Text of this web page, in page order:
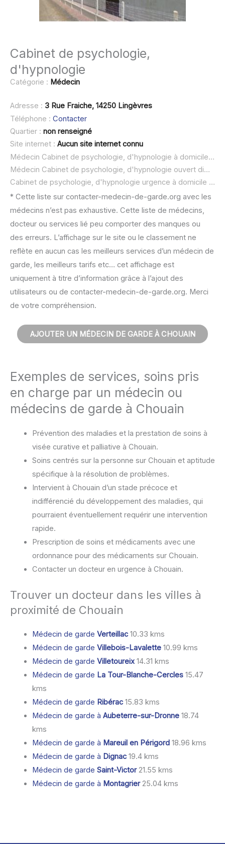
Cabinet de psychologie,
d'hypnologie
Catégorie : Médecin
Adresse : 3 Rue Fraiche, 14250 Lingèvres
Téléphone : Contacter
Quartier : non renseigné
Site internet : Aucun site internet connu
Médecin Cabinet de psychologie, d'hypnologie à domicile :
Médecin Cabinet de psychologie, d'hypnologie ouvert dimanche :
Cabinet de psychologie, d'hypnologie urgence à domicile ou SOS médecin :
* Cette liste sur contacter-medecin-de-garde.org avec les
médecins n’est pas exhaustive. Cette liste de médecins,
docteur ou services lié peu comporter des manques ou
des erreurs. L’affichage sur le site ou le classement ne
reflète en aucun cas les meilleurs services d’un médecin de
garde, les meilleurs tarifs etc… cet affichage est
uniquement à titre d’information grâce à l’ajout des
utilisateurs ou de contacter-medecin-de-garde.org. Merci
de votre compréhension.
AJOUTER UN MÉDECIN DE GARDE À CHOUAIN
Exemples de services, soins pris
en charge par un médecin ou
médecins de garde à Chouain
Prévention des maladies et la prestation de soins à
visée curative et palliative à Chouain.
Soins centrés sur la personne sur Chouain et aptitude
spécifique à la résolution de problèmes.
Intervient à Chouain d’un stade précoce et
indifférencié du développement des maladies, qui
pourraient éventuellement requérir une intervention
rapide.
Prescription de soins et médicaments avec une
ordonnance pour des médicaments sur Chouain.
Contacter un docteur en urgence à Chouain.
Trouver un docteur dans les villes à
proximité de Chouain
Médecin de garde Verteillac10.33 kms
Médecin de garde Villebois-Lavalette10.99 kms
Médecin de garde Villetoureix14.31 kms
Médecin de garde La Tour-Blanche-Cercles15.47
kms
Médecin de garde Ribérac15.83 kms
Médecin de garde à Aubeterre-sur-Dronne18.74
kms
Médecin de garde à Mareuil en Périgord18.96 kms
Médecin de garde à Dignac19.4 kms
Médecin de garde Saint-Victor21.55 kms
Médecin de garde à Montagrier25.04 kms